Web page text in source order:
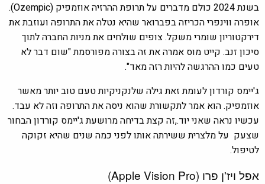
בשנת 2024 כולם מדברים על תרופת ההרזיה אוזמפיק (Ozempic).
אופרה ווינפרי הכריזה בפברואר שהיא נטלה את התרופה ועוזבת את
דירקטוריון שומרי משקל. צופים שולחים את מניות החברה לתוך
סיכון זנב. קייט מוס אמרה את זה בצורה מפורסמת "שום דבר לא
טעים כמו ההרגשה להיות רזה מאד".
ג'יימס קורדון לעומת זאת גילה שלנקניקיות טעם טוב יותר מאשר
אוזמפיק. הוא אמר לתקשורת שהוא ניסה את התרופה וזה לא עבד.
עכשיו נראה שאני יוד.,זה קצת בדיחה מרושעת ג'יימס קורדון הבחור
שצעק על מלצרית ששירתה אותו לפני כמה שנים שהיא זקוקה
לטיפול.
אפל ויז'ן פרו (Apple Vision Pro)